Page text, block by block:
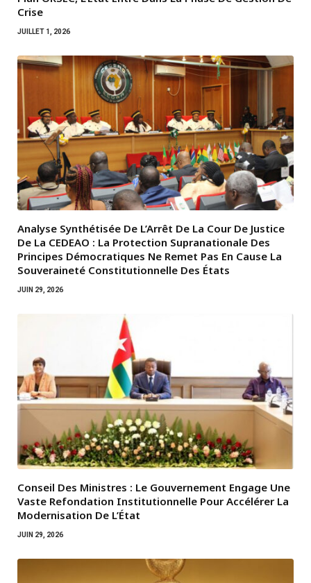
Crise
JUILLET 1, 2026
Analyse Synthétisée De L’Arrêt De La Cour De Justice
De La CEDEAO : La Protection Supranationale Des
Principes Démocratiques Ne Remet Pas En Cause La
Souveraineté Constitutionnelle Des États
JUIN 29, 2026
Conseil Des Ministres : Le Gouvernement Engage Une
Vaste Refondation Institutionnelle Pour Accélérer La
Modernisation De L’État
JUIN 29, 2026